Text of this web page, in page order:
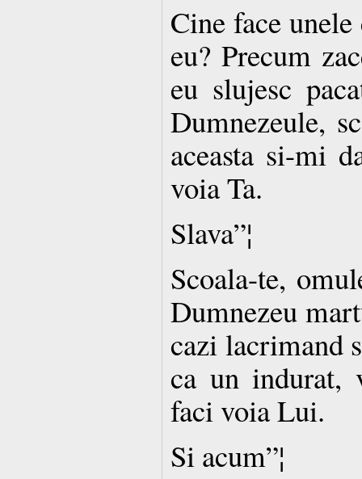
Cine face unele
eu? Precum
eu slujesc
Dumnezeule,
aceasta si-mi
voia Ta.
Slava”¦
Scoala-te,
Dumnezeu
cazi lacrimand
ca un indurat,
faci voia Lui.
Si acum”¦